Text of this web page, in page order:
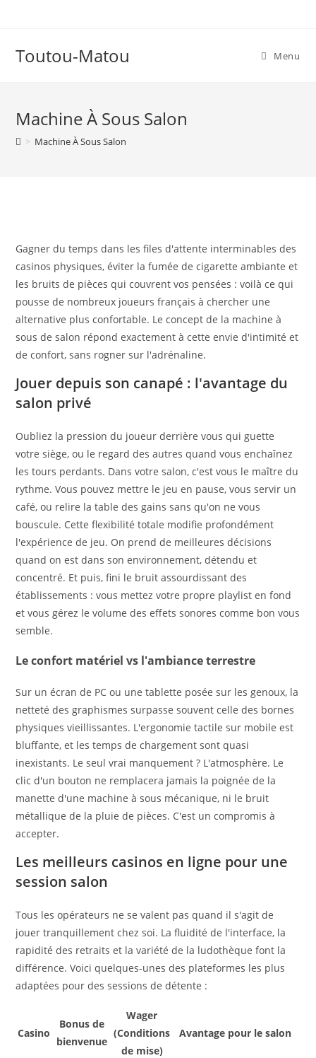
Toutou-Matou Menu
Machine À Sous Salon
> Machine À Sous Salon
Gagner du temps dans les files d'attente interminables des
casinos physiques, éviter la fumée de cigarette ambiante et
les bruits de pièces qui couvrent vos pensées : voilà ce qui
pousse de nombreux joueurs français à chercher une
alternative plus confortable. Le concept de la machine à
sous de salon répond exactement à cette envie d'intimité et
de confort, sans rogner sur l'adrénaline.
Jouer depuis son canapé : l'avantage du
salon privé
Oubliez la pression du joueur derrière vous qui guette
votre siège, ou le regard des autres quand vous enchaînez
les tours perdants. Dans votre salon, c'est vous le maître du
rythme. Vous pouvez mettre le jeu en pause, vous servir un
café, ou relire la table des gains sans qu'on ne vous
bouscule. Cette flexibilité totale modifie profondément
l'expérience de jeu. On prend de meilleures décisions
quand on est dans son environnement, détendu et
concentré. Et puis, fini le bruit assourdissant des
établissements : vous mettez votre propre playlist en fond
et vous gérez le volume des effets sonores comme bon vous
semble.
Le confort matériel vs l'ambiance terrestre
Sur un écran de PC ou une tablette posée sur les genoux, la
netteté des graphismes surpasse souvent celle des bornes
physiques vieillissantes. L'ergonomie tactile sur mobile est
bluffante, et les temps de chargement sont quasi
inexistants. Le seul vrai manquement ? L'atmosphère. Le
clic d'un bouton ne remplacera jamais la poignée de la
manette d'une machine à sous mécanique, ni le bruit
métallique de la pluie de pièces. C'est un compromis à
accepter.
Les meilleurs casinos en ligne pour une
session salon
Tous les opérateurs ne se valent pas quand il s'agit de
jouer tranquillement chez soi. La fluidité de l'interface, la
rapidité des retraits et la variété de la ludothèque font la
différence. Voici quelques-unes des plateformes les plus
adaptées pour des sessions de détente :
Casino
Bonus de
bienvenue
Wager
(Conditions
de mise)
Avantage pour le salon